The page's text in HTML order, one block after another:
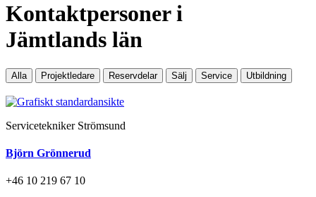
Kontaktpersoner i
Jämtlands län
Alla Projektledare Reservdelar Sälj Service Utbildning
Servicetekniker Strömsund
Björn Grönnerud
+46 10 219 67 10